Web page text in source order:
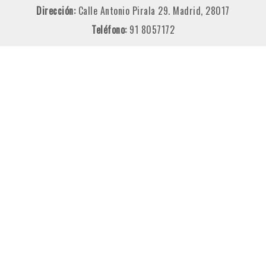
Dirección: Calle Antonio Pirala 29. Madrid, 28017
Teléfono: 91 8057172